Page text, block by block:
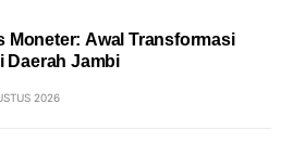
Moneter: Awal Transformasi
Daerah Jambi
2026